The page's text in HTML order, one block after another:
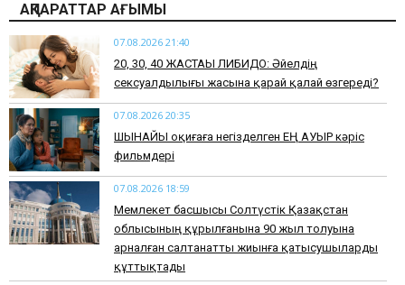
АҚПАРАТТАР АҒЫМЫ
07.08.2026 21:40
​20, 30, 40 ЖАСТАҒЫ ЛИБИДО: Әйелдің
сексуалдылығы жасына қарай қалай өзгереді?
07.08.2026 20:35
​ШЫНАЙЫ оқиғаға негізделген ЕҢ АУЫР кәріс
фильмдері
07.08.2026 18:59
Мемлекет басшысы Солтүстік Қазақстан
облысының құрылғанына 90 жыл толуына
арналған салтанатты жиынға қатысушыларды
құттықтады